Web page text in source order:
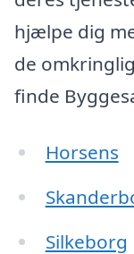
hjælpe dig
de
finde
Horsens
Silkeborg